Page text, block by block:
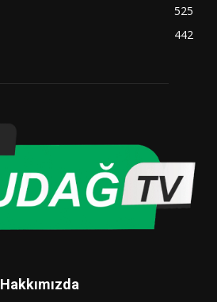
525
442
Hakkımızda